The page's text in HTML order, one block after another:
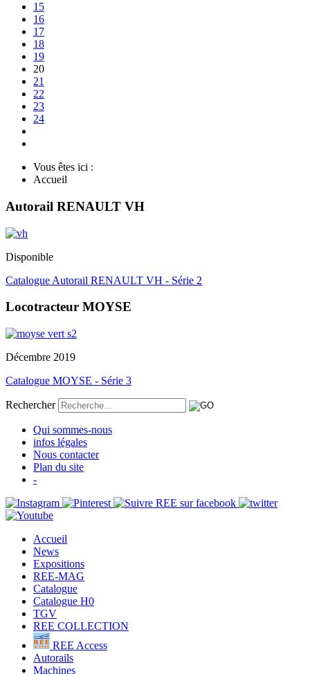
15
16
17
18
19
20
21
22
23
24
Vous êtes ici :
Accueil
Autorail RENAULT VH
Disponible
Catalogue Autorail RENAULT VH - Série 2
Locotracteur MOYSE
Décembre 2019
Catalogue MOYSE - Série 3
Rechercher
Qui sommes-nous
infos légales
Nous contacter
Plan du site
-
Accueil
News
Expositions
REE-MAG
Catalogue
Catalogue H0
TGV
REE COLLECTION
REE Access
Autorails
Machines